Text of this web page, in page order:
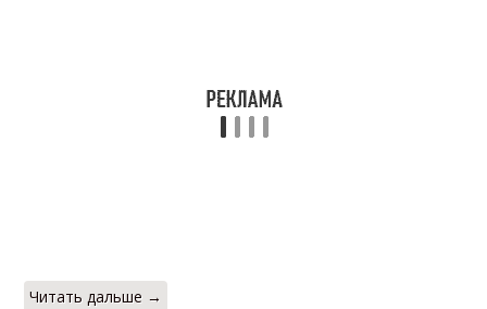
Читать дальше →